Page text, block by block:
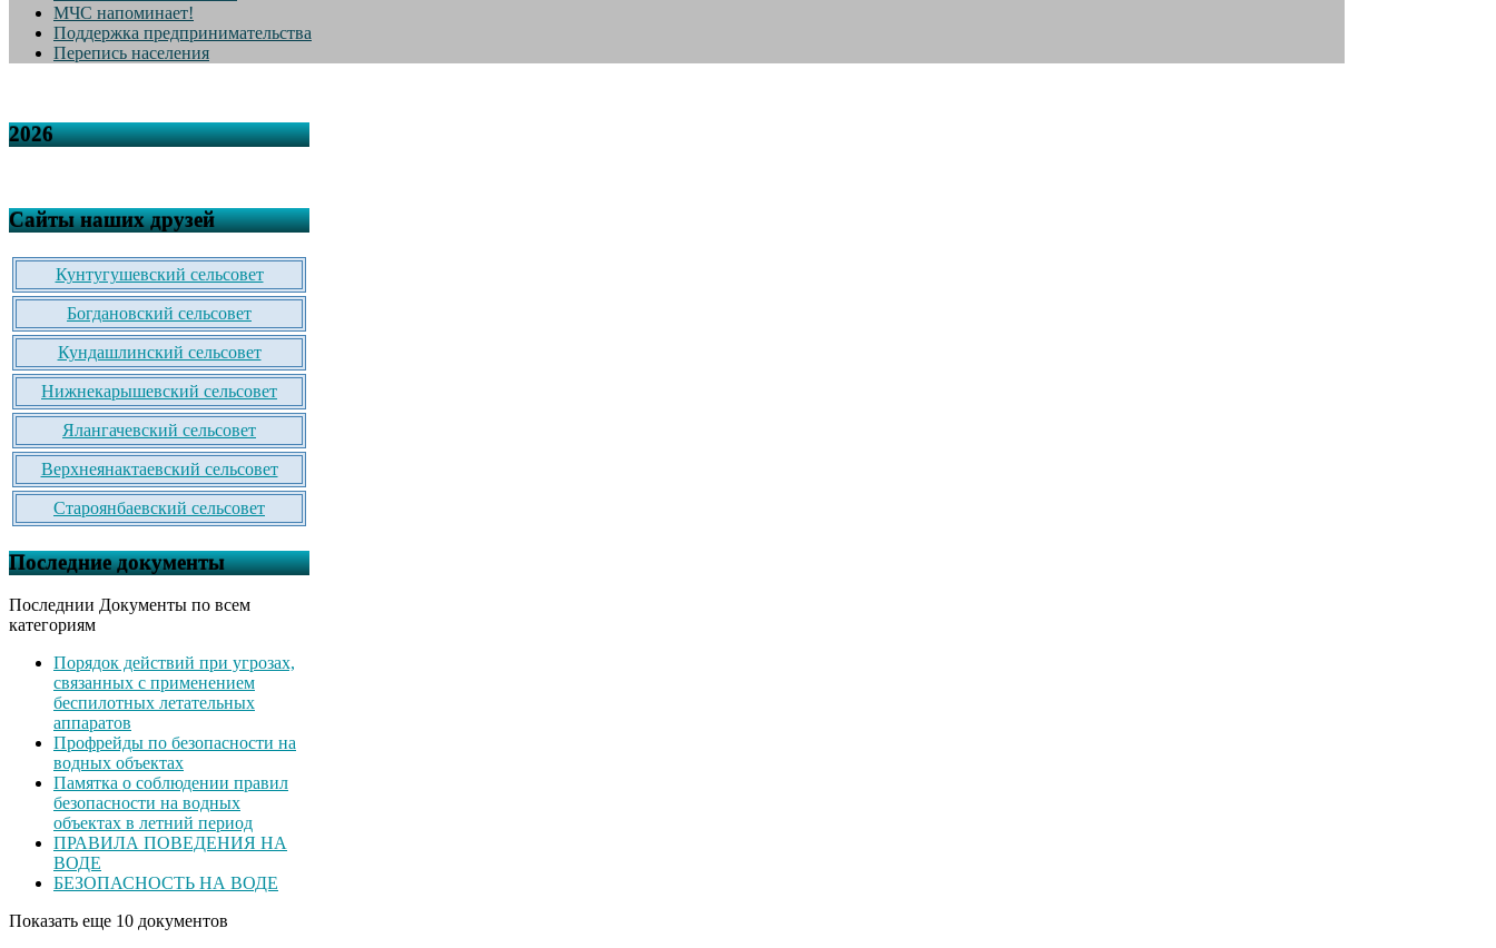
МЧС напоминает!
Поддержка предпринимательства
Перепись населения
2026
Сайты наших друзей
Кунтугушевский сельсовет
Богдановский сельсовет
Кундашлинский сельсовет
Нижнекарышевский сельсовет
Ялангачевский сельсовет
Верхнеянактаевский сельсовет
Староянбаевский сельсовет
Последние документы
Последнии Документы по всем
категориям
Порядок действий при угрозах,
связанных с применением
беспилотных летательных
аппаратов
Профрейды по безопасности на
водных объектах
Памятка о соблюдении правил
безопасности на водных
объектах в летний период
ПРАВИЛА ПОВЕДЕНИЯ НА
ВОДЕ
БЕЗОПАСНОСТЬ НА ВОДЕ
Показать еще 10 документов